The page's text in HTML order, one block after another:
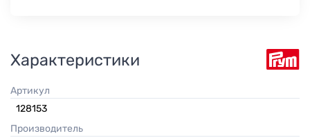
Характеристики
Артикул
128153
Производитель